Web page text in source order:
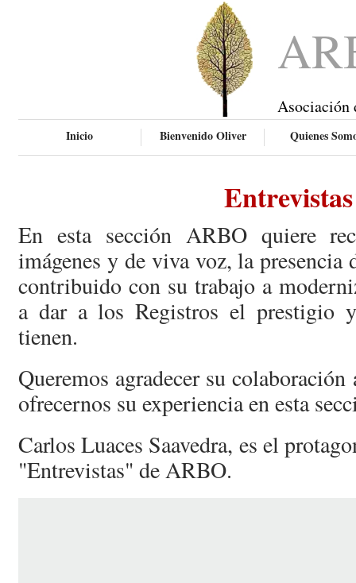
Asociación
Inicio Bienvenido Oliver Quienes
Entrevistas
En esta sección ARBO quiere
imágenes y de viva voz, la presencia
contribuido con su trabajo a
a dar a los Registros el prestigio
tienen.
Queremos agradecer su colaboración
ofrecernos su experiencia en esta
Carlos Luaces Saavedra, es el
"Entrevistas" de ARBO.